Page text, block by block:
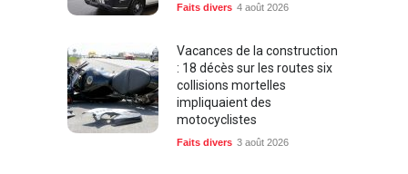
Faits divers 4 août 2026
Vacances de la construction
: 18 décès sur les routes six
collisions mortelles
impliquaient des
motocyclistes
Faits divers 3 août 2026